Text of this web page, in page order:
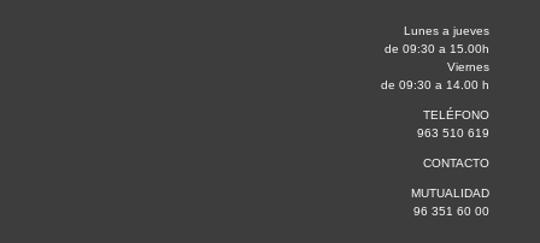
Lunes a jueves
de 09:30 a 15.00h
Viernes
de 09:30 a 14.00 h
TELÉFONO
963 510 619
CONTACTO
MUTUALIDAD
96 351 60 00